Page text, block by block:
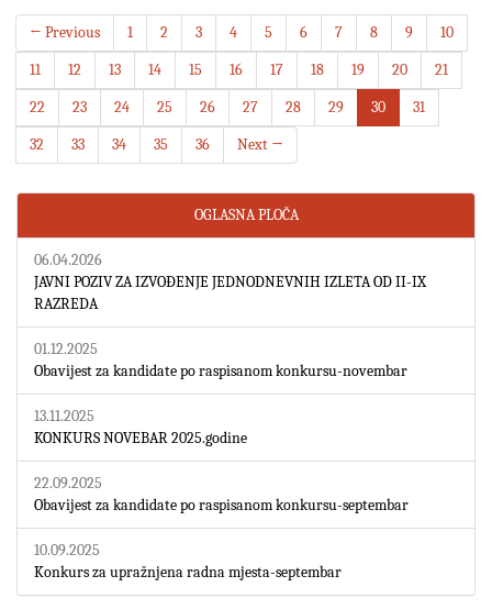
← Previous 1 2 3 4 5 6 7 8 9
10
11
12 13 14 15 16 17 18 19 20
21
22
23 24 25 26 27 28 29 30
31
32
33 34 35 36 Next →
OGLASNA PLOČA
06.04.2026
JAVNI POZIV ZA IZVOĐENJE JEDNODNEVNIH IZLETA OD II-IX
RAZREDA
01.12.2025
Obavijest za kandidate po raspisanom konkursu-novembar
13.11.2025
KONKURS NOVEBAR 2025.godine
22.09.2025
Obavijest za kandidate po raspisanom konkursu-septembar
10.09.2025
Konkurs za upražnjena radna mjesta-septembar